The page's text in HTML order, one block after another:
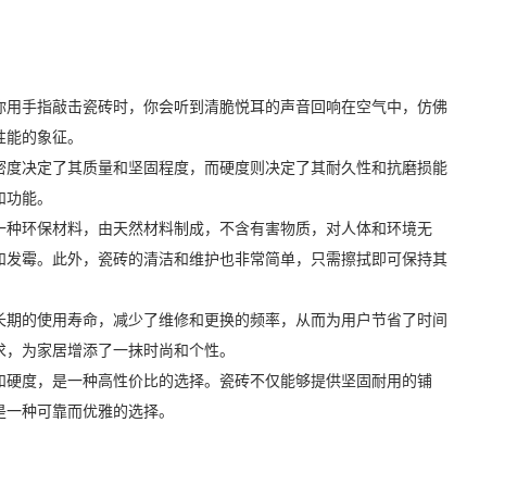
手指敲击瓷砖时，你会听到清脆悦耳的声音回响在空气中，仿佛
的象征。
决定了其质量和坚固程度，而硬度则决定了其耐久性和抗磨损能
能。
环保材料，由天然材料制成，不含有害物质，对人体和环境无
霉。此外，瓷砖的清洁和维护也非常简单，只需擦拭即可保持其
的使用寿命，减少了维修和更换的频率，从而为用户节省了时间
为家居增添了一抹时尚和个性。
度，是一种高性价比的选择。瓷砖不仅能够提供坚固耐用的铺
种可靠而优雅的选择。